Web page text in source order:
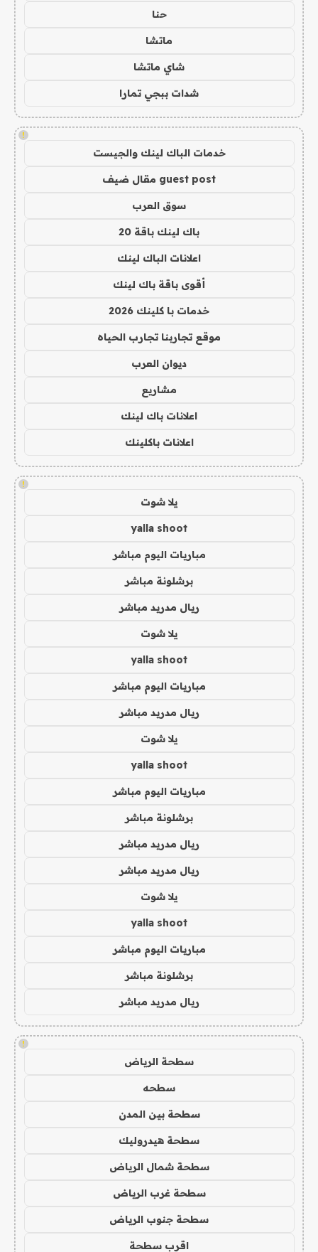
حنا
ماتشا
شاي ماتشا
شدات ببجي تمارا
!
خدمات الباك لينك والجيست
guest post مقال ضيف
سوق العرب
باك لينك باقة 20
اعلانات الباك لينك
أقوى باقة باك لينك
خدمات با كلينك 2026
موقع تجاربنا تجارب الحياه
ديوان العرب
مشاريع
اعلانات باك لينك
اعلانات باكلينك
!
يلا شوت
yalla shoot
مباريات اليوم مباشر
برشلونة مباشر
ريال مدريد مباشر
يلا شوت
yalla shoot
مباريات اليوم مباشر
ريال مدريد مباشر
يلا شوت
yalla shoot
مباريات اليوم مباشر
برشلونة مباشر
ريال مدريد مباشر
ريال مدريد مباشر
يلا شوت
yalla shoot
مباريات اليوم مباشر
برشلونة مباشر
ريال مدريد مباشر
!
سطحة الرياض
سطحه
سطحة بين المدن
سطحة هيدروليك
سطحة شمال الرياض
سطحة غرب الرياض
سطحة جنوب الرياض
اقرب سطحة